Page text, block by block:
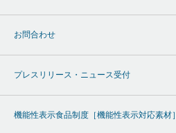
お問合わせ
プレスリリース・ニュース受付
機能性表示食品制度［機能性表示対応素材］